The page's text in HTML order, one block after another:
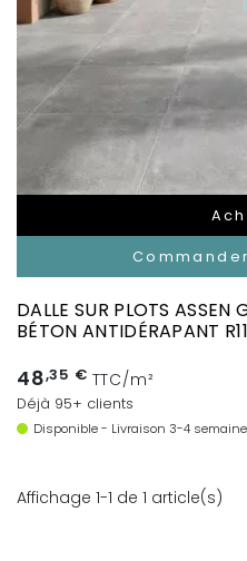
DALLE SUR PLOTS
BÉTON ANTIDÉRAPANT R11
48,35 € TTC/m²
Déjà 95+ clients
Disponible - Livraison 3-4
Affichage 1-1 de 1 article(s)